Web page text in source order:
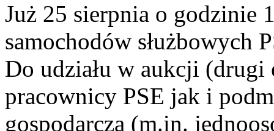
Już 25 sierpnia o godzinie
samochodów służbowych
Do udziału w aukcji (drugi
pracownicy PSE jak i
gospodarczą (m.in.